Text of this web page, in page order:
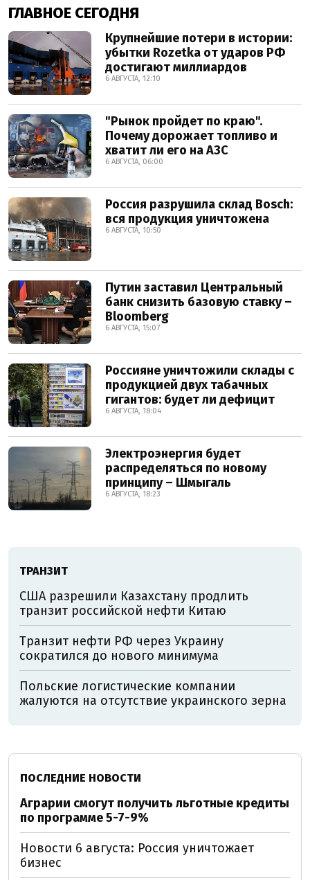
ГЛАВНОЕ СЕГОДНЯ
Крупнейшие потери в истории:
убытки Rozetka от ударов РФ
достигают миллиардов
6 АВГУСТА, 12:10
"Рынок пройдет по краю".
Почему дорожает топливо и
хватит ли его на АЗС
6 АВГУСТА, 06:00
Россия разрушила склад Bosch:
вся продукция уничтожена
6 АВГУСТА, 10:50
Путин заставил Центральный
банк снизить базовую ставку –
Bloomberg
6 АВГУСТА, 15:07
Россияне уничтожили склады с
продукцией двух табачных
гигантов: будет ли дефицит
6 АВГУСТА, 18:04
Электроэнергия будет
распределяться по новому
принципу – Шмыгаль
6 АВГУСТА, 18:23
ТРАНЗИТ
США разрешили Казахстану продлить
транзит российской нефти Китаю
Транзит нефти РФ через Украину
сократился до нового минимума
Польские логистические компании
жалуются на отсутствие украинского зерна
ПОСЛЕДНИЕ НОВОСТИ
Аграрии смогут получить льготные кредиты
по программе 5-7-9%
Новости 6 августа: Россия уничтожает
бизнес